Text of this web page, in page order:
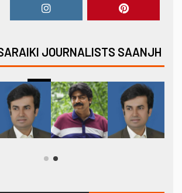
JOURNALISTS SAANJH